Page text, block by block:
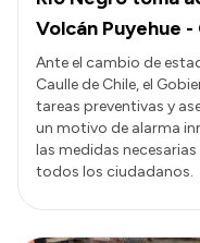
Volcán Puyehue
Ante el cambio de
Caulle de Chile, el
tareas preventivas y
un motivo de alarma
las medidas
todos los ciudadanos.